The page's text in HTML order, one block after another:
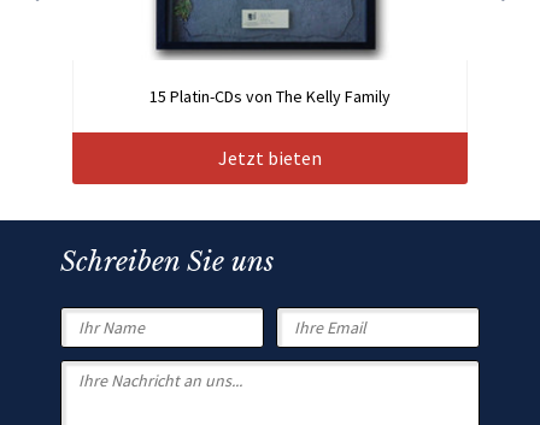
15 Platin-CDs von The Kelly Family
Jetzt bieten
Schreiben Sie uns